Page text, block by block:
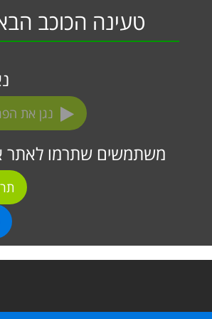
טעינה הכוכב הבא
נגן את
משתמשים שתרמו לאתר